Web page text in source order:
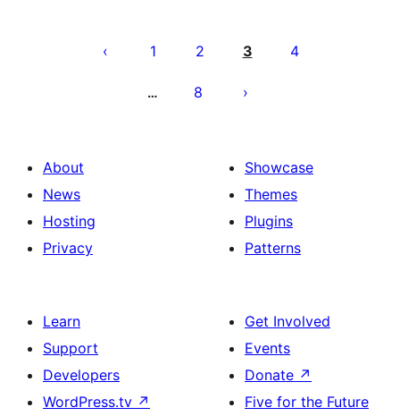
pagination
1 2 3 4
… 8
About
News
Hosting
Privacy
Showcase
Themes
Plugins
Patterns
Learn
Support
Developers
WordPress.tv ↗
Get Involved
Events
Donate ↗
Five for the Future